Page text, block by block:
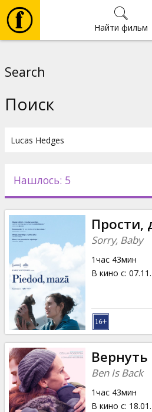
Найти фильм
Новости
Подарки
Кинозакуски
B2B
Клуб
Search
Поиск
Нашлось: 5
Прости,
Sorry, Baby
1час 43мин
В кино с:
Вернуть
Ben Is Back
1час 43мин
В кино с: